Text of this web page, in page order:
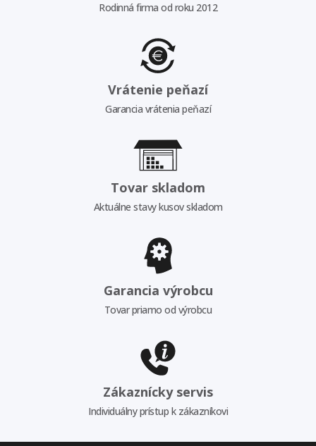
Rodinná firma od roku 2012
Vrátenie peňazí
Garancia vrátenia peňazí
Tovar skladom
Aktuálne stavy kusov skladom
Garancia výrobcu
Tovar priamo od výrobcu
Zákaznícky servis
Individuálny prístup k zákazníkovi